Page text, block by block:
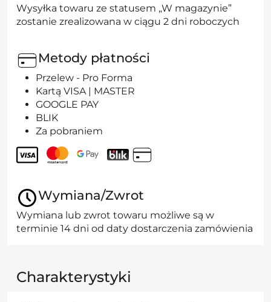
Wysyłka towaru ze statusem „W magazynie”
zostanie zrealizowana w ciągu 2 dni roboczych
Metody płatności
Przelew - Pro Forma
Kartą VISA | MASTER
GOOGLE PAY
BLIK
Za pobraniem
Wymiana/Zwrot
Wymiana lub zwrot towaru możliwe są w
terminie 14 dni od daty dostarczenia zamówienia
Charakterystyki